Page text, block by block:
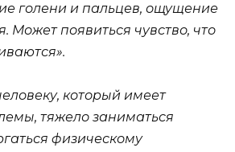
голени и пальцев, ощущение
Может появиться чувство, что
».
который имеет
тяжело заниматься
физическому